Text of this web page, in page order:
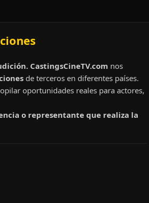
CastingsCineTV.com nos
de terceros en diferentes países.
oportunidades reales para actores,
o representante que realiza la